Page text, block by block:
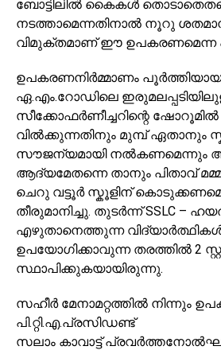
ബോട്ടിലിൽ കൈകൾ
നടത്താമെന്നതിനാൽ നൂറു
വിമുക്തമാണ് ഈ
ഉപകരണനിർമ്മാണം
ഏ.എം.റോഡിലെ
സീക്കോഫർണീച്ചറിന്റെ
വിൽക്കുന്നതിനും മുമ്പ് ഏതാനും
സൗജന്യമായി നൽകണമെന്നും
ആദ്യമേതന്നെ താനും പിതാവ്
ചെറു വട്ടൂർ സ്കൂളിന്
തീരുമാനിച്ചു. തുടർന്ന് SSLC –
എഴുതാനെത്തുന്ന
ഉപയോഗിക്കാവുന്ന തരത്തിൽ 2
സ്ഥാപിക്കുകയായിരുന്നു.
സഹീർ മേനാമറ്റത്തിൽ നിന്നും
പി.റ്റി.എ.പ്രസിഡണ്ട്
സലാം കാവാട്ട്